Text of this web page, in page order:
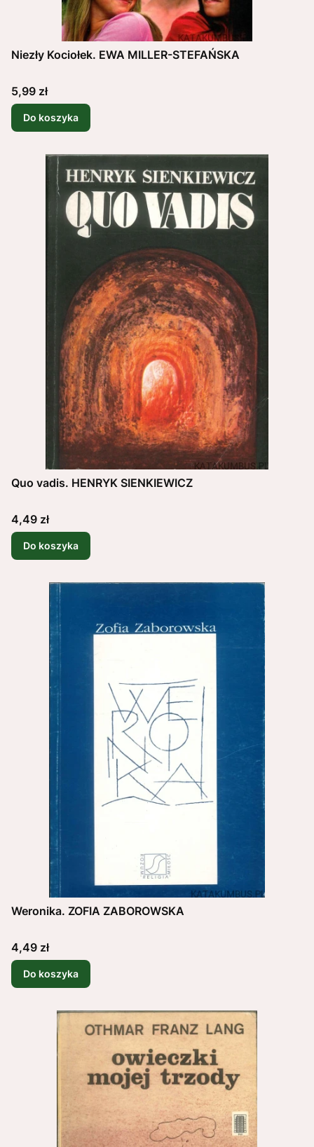
Niezły Kociołek. EWA MILLER-STEFAŃSKA
Cena
5,99 zł
Do koszyka
Quo vadis. HENRYK SIENKIEWICZ
Cena
4,49 zł
Do koszyka
Weronika. ZOFIA ZABOROWSKA
Cena
4,49 zł
Do koszyka